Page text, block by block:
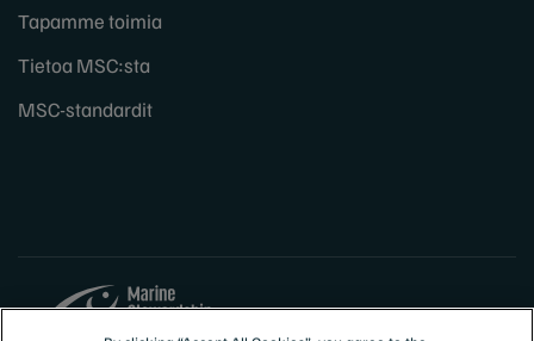
Tapamme toimia
Tietoa MSC:sta
MSC-standardit